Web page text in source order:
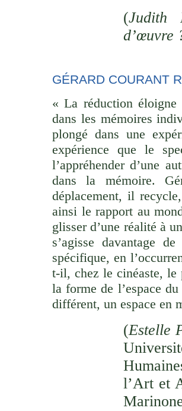
(Judith
d’œuvre
GÉRARD COURANT
« La réduction
dans les mémoires
plongé dans une
expérience que le
l’appréhender d’une
dans la mémoire.
déplacement, il
ainsi le rapport au
glisser d’une réalité à
s’agisse davantage
spécifique, en
t-il, chez le cinéaste, le
la forme de l’espace
différent, un espace en
(Estelle
l’Art et